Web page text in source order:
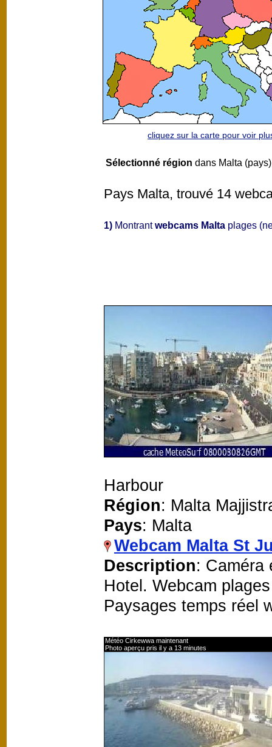
cliquez sur la carte pour voir
Sélectionné région dans Malta
Pays Malta, trouvé 14
1) Montrantwebcams Malta plages
Harbour
Région: Malta
Pays: Malta
Webcam Malta St
Description: Caméra
Hotel. Webcam
Paysages temps réel
Météo Cirkewwa maintenant
Photo aperçu pris il y a 13 minutes